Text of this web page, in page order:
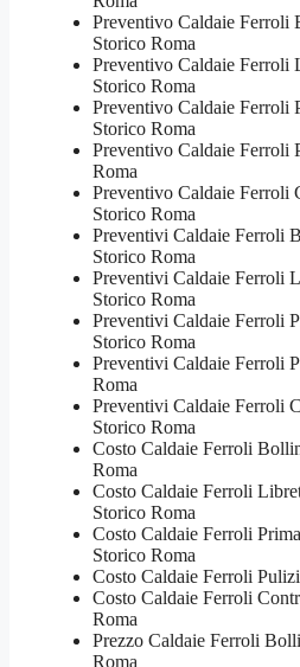
Preventivo Caldaie Ferroli
Storico Roma
Preventivo Caldaie Ferroli
Storico Roma
Preventivo Caldaie Ferroli
Storico Roma
Preventivo Caldaie Ferroli
Roma
Preventivo Caldaie Ferroli
Storico Roma
Preventivi Caldaie Ferroli
Storico Roma
Preventivi Caldaie Ferroli
Storico Roma
Preventivi Caldaie Ferroli
Storico Roma
Preventivi Caldaie Ferroli
Roma
Preventivi Caldaie Ferroli
Storico Roma
Costo Caldaie Ferroli
Roma
Costo Caldaie Ferroli
Storico Roma
Costo Caldaie Ferroli
Storico Roma
Costo Caldaie Ferroli
Costo Caldaie Ferroli
Roma
Prezzo Caldaie Ferroli
Roma